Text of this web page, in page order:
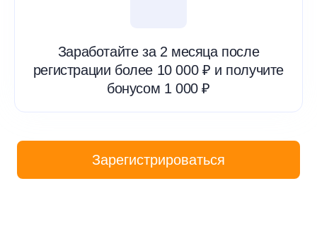
Заработайте за 2 месяца после
регистрации более 10 000 ₽ и получите
бонусом 1 000 ₽
Зарегистрироваться